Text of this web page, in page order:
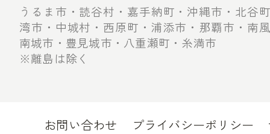
うるま市・読谷村・嘉手納町・沖縄市・北谷
湾市・中城村・西原町・浦添市・那覇市・南
南城市・豊見城市・八重瀬町・糸満市
※離島は除く
お問い合わせ プライバシーポリシー